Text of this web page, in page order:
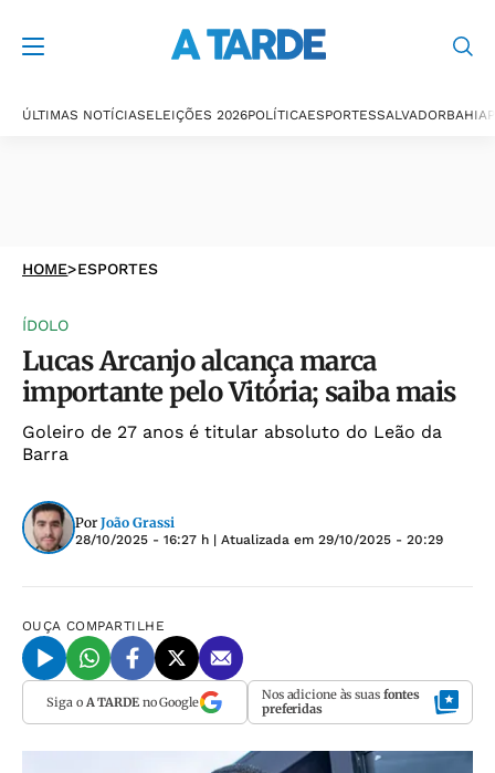
ÚLTIMAS NOTÍCIASELEIÇÕES 2026POLÍTICAESPORTESSALVADORBAHIA
HOME>ESPORTES
ÍDOLO
Lucas Arcanjo alcança marca
importante pelo Vitória; saiba mais
Goleiro de 27 anos é titular absoluto do Leão da
Barra
Por João Grassi
28/10/2025 - 16:27 h | Atualizada em 29/10/2025 - 20:29
OUÇA COMPARTILHE
Siga o A TARDEno Google Nos adicione às suas fontes
preferidas